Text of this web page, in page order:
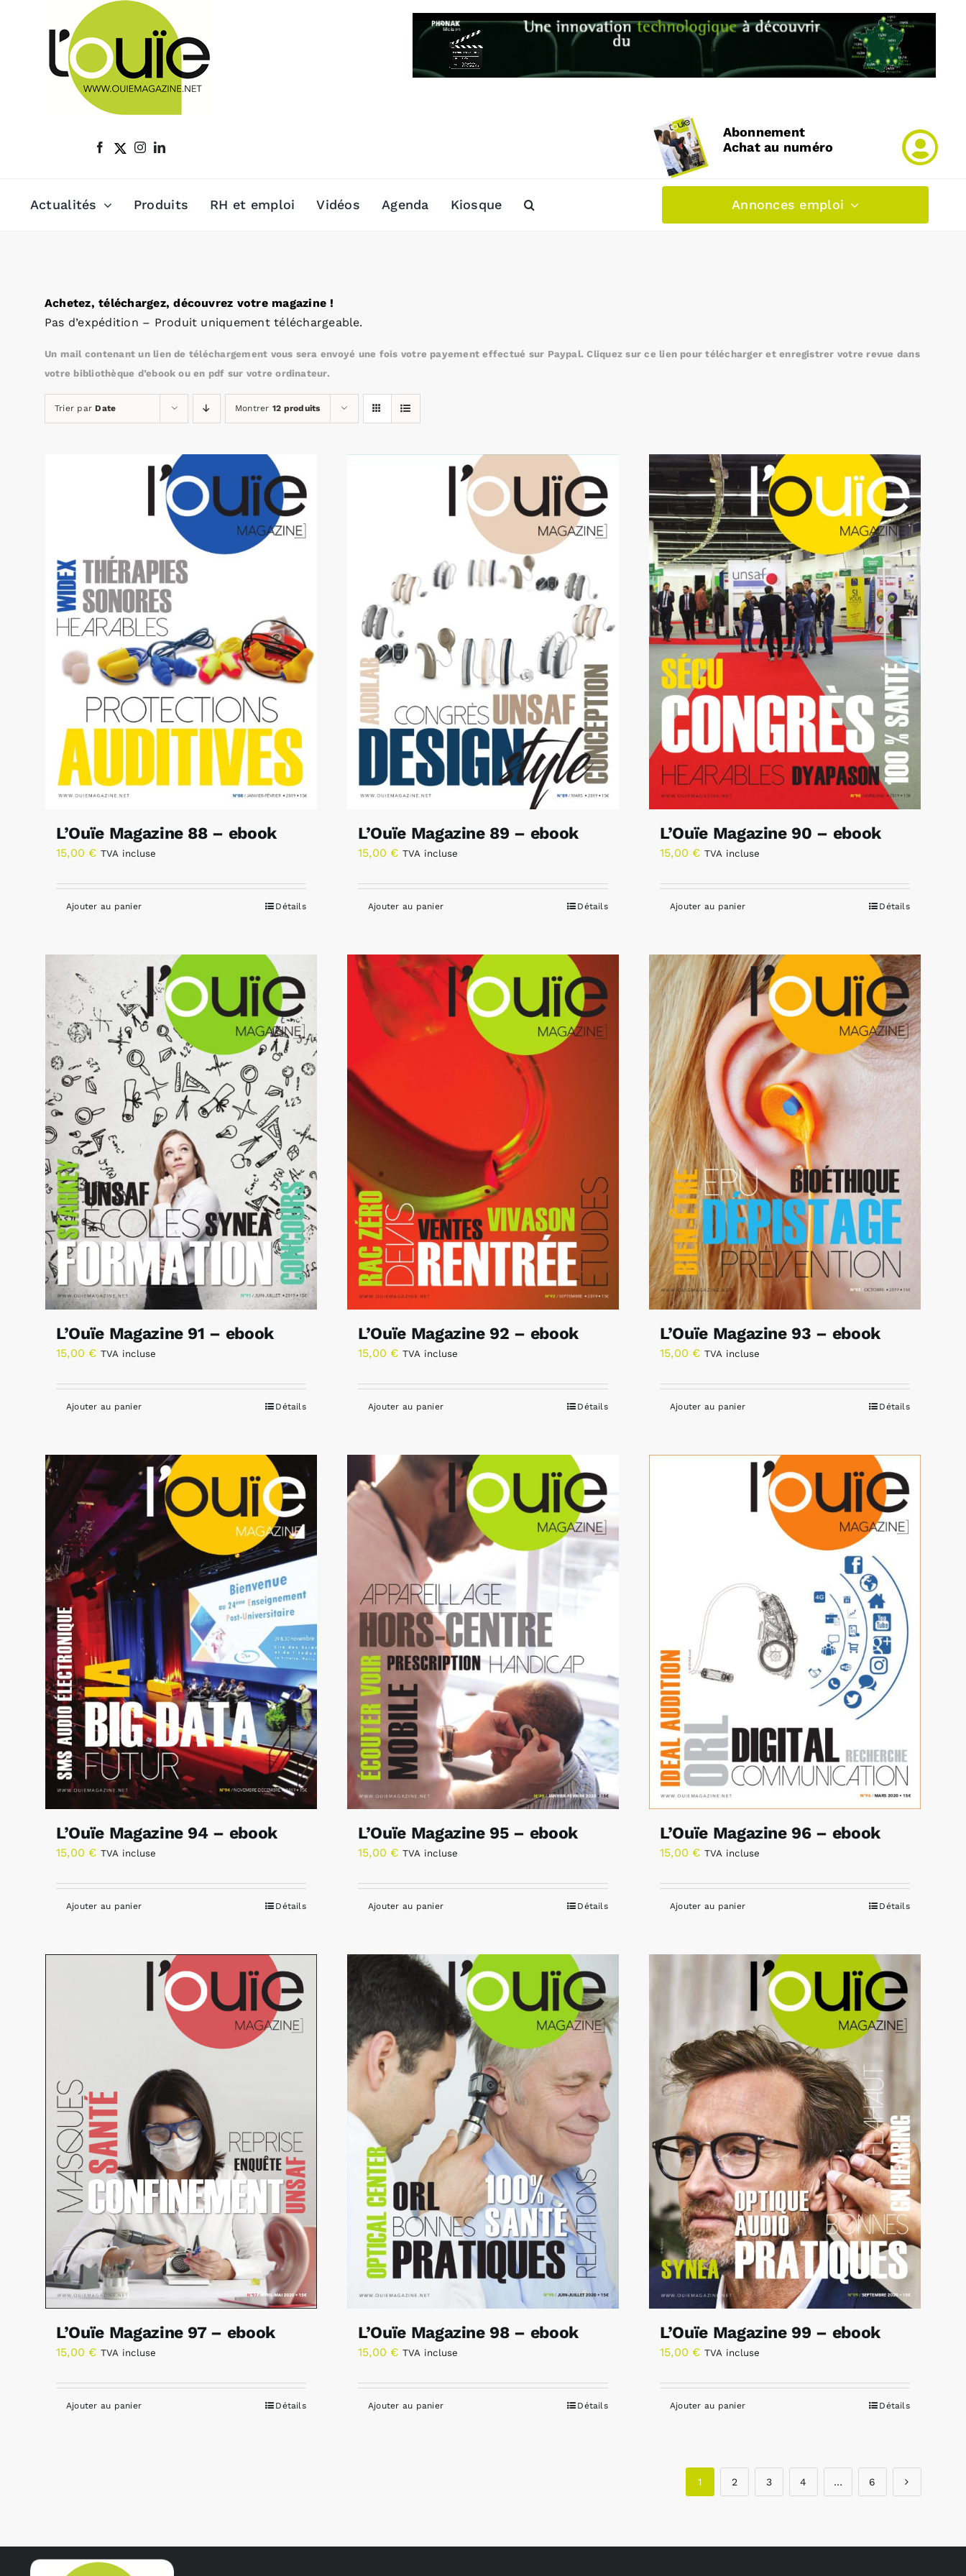
Abonnement
Achat au numéro
Actualités Produits RH et emploi Vidéos Agenda Kiosque Annonces emploi
Achetez, téléchargez, découvrez votre magazine !
Pas d’expédition – Produit uniquement téléchargeable.
Un mail contenant un lien de téléchargement vous sera envoyé une fois votre payement effectué sur Paypal. Cliquez sur ce lien pour télécharger et enregistrer votre revue dans
votre bibliothèque d’ebook ou en pdf sur votre ordinateur.
Trier parDate Montrer 12 produits
L’Ouïe Magazine 88 – ebook
15,00 € TVA incluse
Ajouter au panier Détails
L’Ouïe Magazine 89 – ebook
15,00 € TVA incluse
Ajouter au panier Détails
L’Ouïe Magazine 90 – ebook
15,00 € TVA incluse
Ajouter au panier Détails
L’Ouïe Magazine 91 – ebook
15,00 € TVA incluse
Ajouter au panier Détails
L’Ouïe Magazine 92 – ebook
15,00 € TVA incluse
Ajouter au panier Détails
L’Ouïe Magazine 93 – ebook
15,00 € TVA incluse
Ajouter au panier Détails
L’Ouïe Magazine 94 – ebook
15,00 € TVA incluse
Ajouter au panier Détails
L’Ouïe Magazine 95 – ebook
15,00 € TVA incluse
Ajouter au panier Détails
L’Ouïe Magazine 96 – ebook
15,00 € TVA incluse
Ajouter au panier Détails
L’Ouïe Magazine 97 – ebook
15,00 € TVA incluse
Ajouter au panier Détails
L’Ouïe Magazine 98 – ebook
15,00 € TVA incluse
Ajouter au panier Détails
L’Ouïe Magazine 99 – ebook
15,00 € TVA incluse
Ajouter au panier Détails
1 2 3 4 … 6